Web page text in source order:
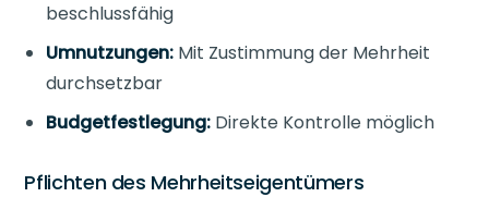
beschlussfähig
Umnutzungen: Mit Zustimmung der Mehrheit
durchsetzbar
Budgetfestlegung: Direkte Kontrolle möglich
Pflichten des Mehrheitseigentümers